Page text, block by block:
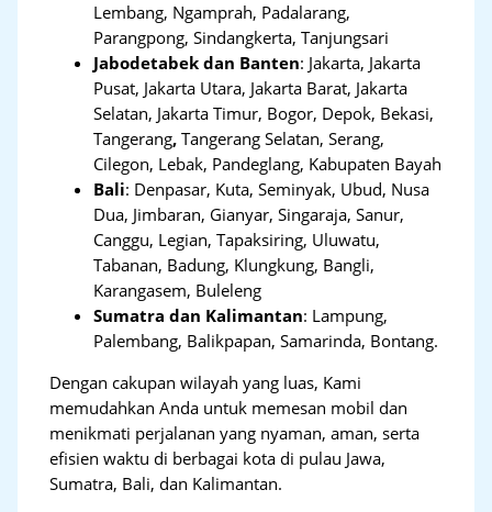
Lembang, Ngamprah, Padalarang,
Parangpong, Sindangkerta, Tanjungsari
Jabodetabek dan Banten: Jakarta, Jakarta
Pusat, Jakarta Utara, Jakarta Barat, Jakarta
Selatan, Jakarta Timur, Bogor, Depok, Bekasi,
Tangerang,Tangerang Selatan, Serang,
Cilegon, Lebak, Pandeglang, Kabupaten Bayah
Bali: Denpasar, Kuta, Seminyak, Ubud, Nusa
Dua, Jimbaran, Gianyar, Singaraja, Sanur,
Canggu, Legian, Tapaksiring, Uluwatu,
Tabanan, Badung, Klungkung, Bangli,
Karangasem, Buleleng
Sumatra dan Kalimantan: Lampung,
Palembang, Balikpapan, Samarinda, Bontang.
Dengan cakupan wilayah yang luas, Kami
memudahkan Anda untuk memesan mobil dan
menikmati perjalanan yang nyaman, aman, serta
efisien waktu di berbagai kota di pulau Jawa,
Sumatra, Bali, dan Kalimantan.